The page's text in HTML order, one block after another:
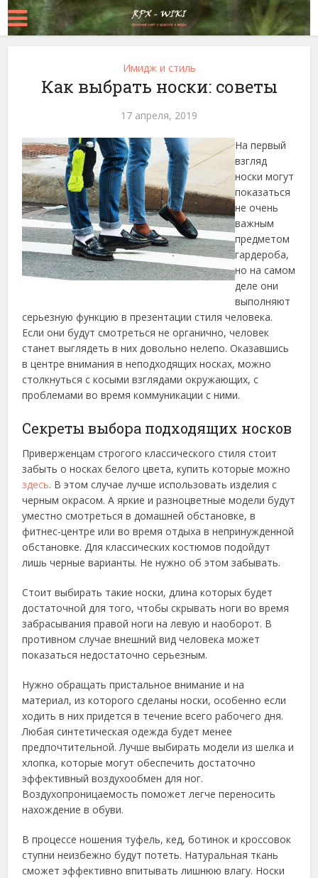
Имидж и стиль
Как выбрать носки: советы
17 апреля, 2019
На первый
взгляд
носки могут
показаться
не очень
важным
предметом
гардероба,
но на самом
деле они
выполняют
серьезную функцию в презентации стиля человека.
Если они будут смотреться не органично, человек
станет выглядеть в них довольно нелепо.Оказавшись
в центре внимания в неподходящих носках, можно
столкнуться с косыми взглядами окружающих, с
проблемами во время коммуникации с ними.
Секреты выбора подходящих носков
Приверженцам строгого классического стиля стоит
забыть о носках белого цвета, купить которые можно
здесь. В этом случае лучше использовать изделия с
черным окрасом. А яркие и разноцветные модели будут
уместно смотреться в домашней обстановке, в
фитнес-центре или во время отдыха в непринужденной
обстановке. Для классических костюмов подойдут
лишь черные варианты. Не нужно об этом забывать.
Стоит выбирать такие носки, длина которых будет
достаточной для того, чтобы скрывать ноги во время
забрасывания правой ноги на левую и наоборот. В
противном случае внешний вид человека может
показаться недостаточно серьезным.
Нужно обращать пристальное внимание и на
материал, из которого сделаны носки, особенно если
ходить в них придется в течение всего рабочего дня.
Любая синтетическая одежда будет менее
предпочтительной. Лучше выбирать модели из шелка и
хлопка, которые могут обеспечить достаточно
эффективный воздухообмен для ног.
Воздухопроницаемость поможет легче переносить
нахождение в обуви.
В процессе ношения туфель, кед, ботинок и кроссовок
ступни неизбежно будут потеть. Натуральная ткань
сможет эффективно впитывать лишнюю влагу. Носки